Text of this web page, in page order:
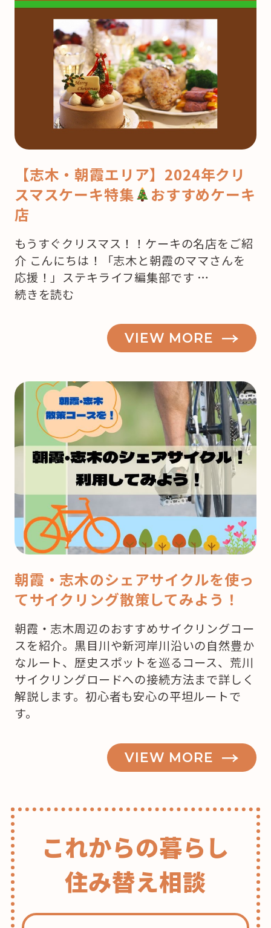
【志木・朝霞エリア】2024年クリ
スマスケーキ特集
おすすめケーキ
店
もうすぐクリスマス！！ケーキの名店をご紹
介 こんにちは！「志木と朝霞のママさんを
応援！」ステキライフ編集部です …
“【志
う
来
月
ク
マ
ス！
ど
こ
ケ
ー
を
買
お
う
か
な？”
続きを読む
VIEW MORE
朝霞・志木のシェアサイクルを使っ
てサイクリング散策してみよう！
朝霞・志木周辺のおすすめサイクリングコー
スを紹介。黒目川や新河岸川沿いの自然豊か
なルート、歴史スポットを巡るコース、荒川
サイクリングロードへの接続方法まで詳しく
解説します。初心者も安心の平坦ルートで
す。
VIEW MORE
これからの暮らし
住み替え相談